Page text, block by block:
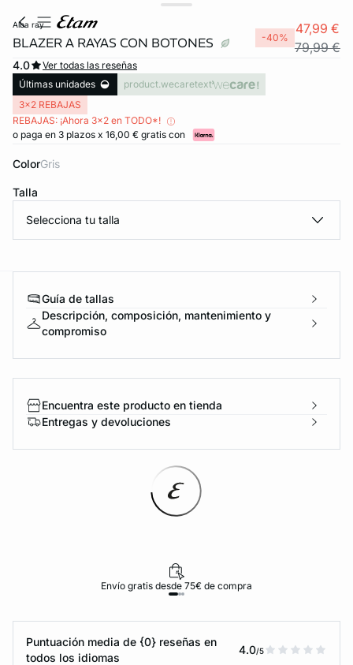
alba ray
BLAZER A RAYAS CON BOTONES -40%
47,99 €
79,99 €
4.0
Ver todas las reseñas
Últimas unidades
product.wecaretext
3x2 REBAJAS
REBAJAS: ¡Ahora 3x2 en TODO*!
o paga en 3 plazos x 16,00 € gratis con
Color gris
Talla
Selecciona tu talla
Guía de tallas
Descripción, composición, mantenimiento y
compromiso
Encuentra este producto en tienda
Entregas y devoluciones
Envío gratis desde 75€ de compra
Puntuación media de {0} reseñas en
todos los idiomas
4.0/5